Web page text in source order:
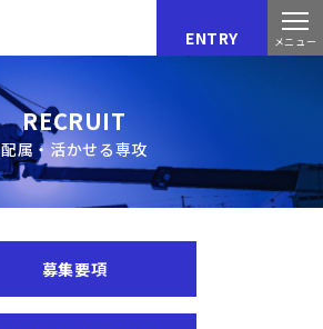
メニュー
ENTRY
RECRUIT
配属・活かせる専攻
募集要項